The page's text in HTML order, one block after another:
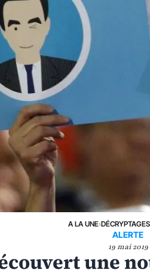
A LA UNE›DÉCRYPTAGES
ALERTE
19 mai 2019
une